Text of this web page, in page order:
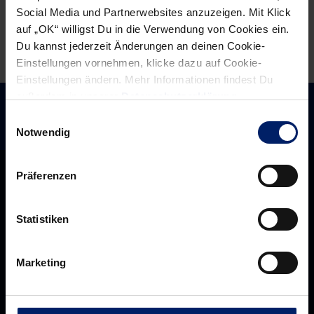
Social Media und Partnerwebsites anzuzeigen. Mit Klick
auf „OK“ willigst Du in die Verwendung von Cookies ein.
Du kannst jederzeit Änderungen an deinen Cookie-
Einstellungen vornehmen, klicke dazu auf Cookie-
Einstellungen ändern. Mehr Informationen findest Du
Notwendig
Präferenzen
Statistiken
Marketing